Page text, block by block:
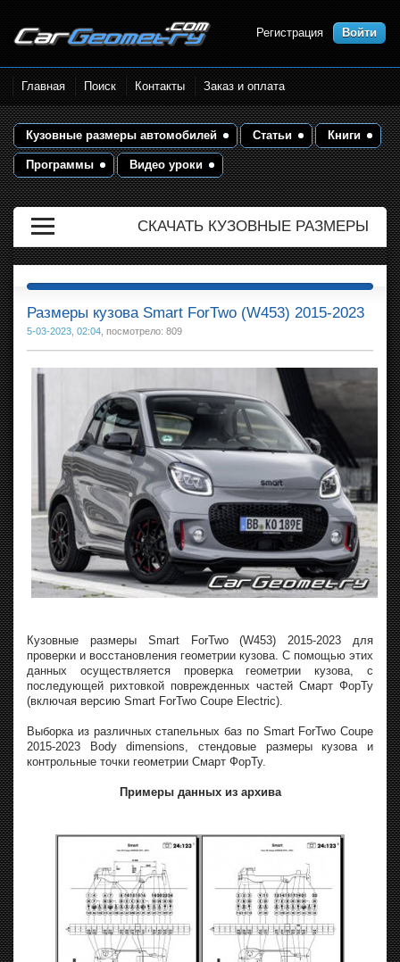
Размеры кузова автомобилей.
Контрольные точки и кузовные
размеры. Геометрия кузова
Регистрация Войти
Главная Поиск Контакты Заказ и оплата
Кузовные размеры автомобилей Статьи Книги
Программы Видео уроки
СКАЧАТЬ КУЗОВНЫЕ РАЗМЕРЫ
Размеры кузова Smart ForTwo (W453) 2015-2023
5-03-2023, 02:04 , посмотрело: 809
Кузовные размеры Smart ForTwo (W453) 2015-2023 для
проверки и восстановления геометрии кузова. С помощью этих
данных осуществляется проверка геометрии кузова, с
последующей рихтовкой поврежденных частей Смарт ФорТу
(включая версию Smart ForTwo Coupe Electric).
Выборка из различных стапельных баз по Smart ForTwo Coupe
2015-2023 Body dimensions, стендовые размеры кузова и
контрольные точки геометрии Смарт ФорТу.
Примеры данных из архива